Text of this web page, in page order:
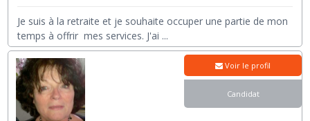
Je suis à la retraite et je souhaite occuper une partie de mon
temps à offrir mes services. J'ai ...
Voir le profil
Candidat